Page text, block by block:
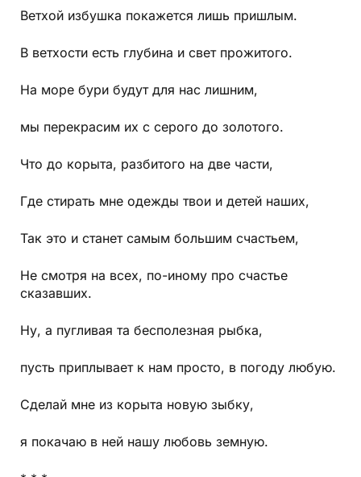
Ветхой избушка покажется лишь пришлым.
В ветхости есть глубина и свет прожитого.
На море бури будут для нас лишним,
мы перекрасим их с серого до золотого.
Что до корыта, разбитого на две части,
Где стирать мне одежды твои и детей наших,
Так это и станет самым большим счастьем,
Не смотря на всех, по-иному про счастье
сказавших.
Ну, а пугливая та бесполезная рыбка,
пусть приплывает к нам просто, в погоду любую.
Сделай мне из корыта новую зыбку,
я покачаю в ней нашу любовь земную.